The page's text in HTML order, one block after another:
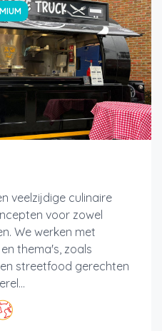
veelzijdige culinaire
voor zowel
We werken met
thema's, zoals
streetfood gerechten